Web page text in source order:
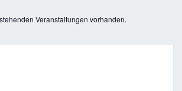
Veranstaltungen vorhanden.